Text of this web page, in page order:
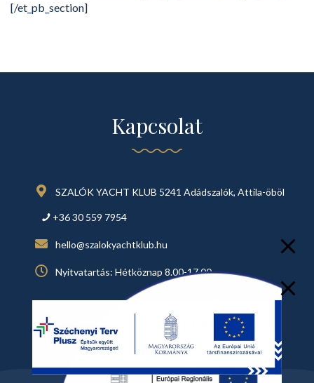
[/et_pb_section]
Kapcsolat
SZALÓK YACHT KLUB 5241 Adádszalók, Attila-öböl
+36 30 559 7954
hello@szalokyachtklub.hu
Nyitvatartás: Hétköznap 8.00-17.00